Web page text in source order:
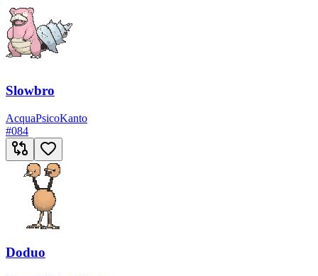
Slowbro
AcquaPsicoKanto
#084
Doduo